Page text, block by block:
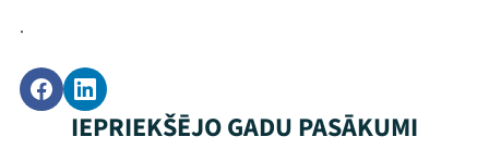
.
IEPRIEKŠĒJO GADU PASĀKUMI